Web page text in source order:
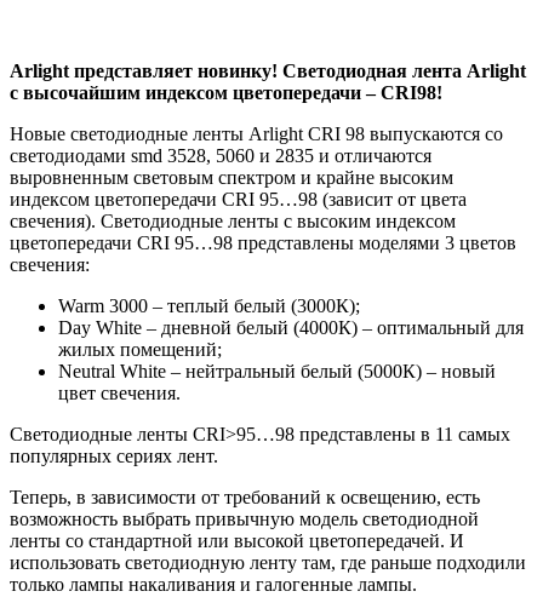
Arlight представляет новинку! Светодиодная лента Arlight
с высочайшим индексом цветопередачи – CRI98!
Новые светодиодные ленты Arlight CRI 98 выпускаются со
светодиодами smd 3528, 5060 и 2835 и отличаются
выровненным световым спектром и крайне высоким
индексом цветопередачи CRI 95…98 (зависит от цвета
свечения). Светодиодные ленты с высоким индексом
цветопередачи CRI 95…98 представлены моделями 3 цветов
свечения:
Warm 3000 – теплый белый (3000К);
Day White – дневной белый (4000К) – оптимальный для
жилых помещений;
Neutral White – нейтральный белый (5000К) – новый
цвет свечения.
Светодиодные ленты CRI>95…98 представлены в 11 самых
популярных сериях лент.
Теперь, в зависимости от требований к освещению, есть
возможность выбрать привычную модель светодиодной
ленты со стандартной или высокой цветопередачей. И
использовать светодиодную ленту там, где раньше подходили
только лампы накаливания и галогенные лампы.